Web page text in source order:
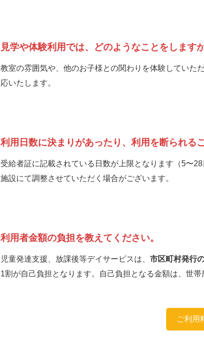
見学や体験利用では、どのようなことをします
教室の雰囲気や、他のお子様との関わりを体験していた
応いたします。
利用日数に決まりがあったり、利用を断られる
受給者証に記載されている日数が上限となります（5〜
施設にて調整させていただく場合がございます。
利用者金額の負担を教えてください。
児童発達支援、放課後等デイサービスは、 市区町村発行
1割が自己負担となります。自己負担となる金額は、世
ご利用